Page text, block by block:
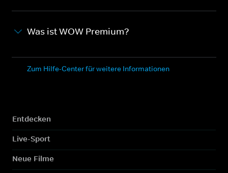
Was ist WOW Premium?
Zum Hilfe-Center für weitere Informationen
Entdecken
Live-Sport
Neue Filme